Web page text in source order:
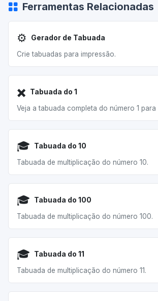
Ferramentas Relacionadas
⚙️ Gerador de Tabuada
Crie tabuadas para impressão.
✖️ Tabuada do 1
Veja a tabuada completa do número 1 para
🎓 Tabuada do 10
Tabuada de multiplicação do número 10.
🎓 Tabuada do 100
Tabuada de multiplicação do número 100.
🎓 Tabuada do 11
Tabuada de multiplicação do número 11.